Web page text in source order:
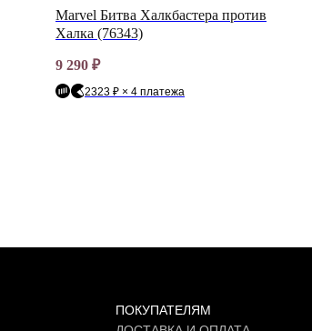
Marvel Битва Халкбастера против
Халка (76343)
9 290 ₽
2323 ₽ × 4 платежа
ПОКУПАТЕЛЯМ